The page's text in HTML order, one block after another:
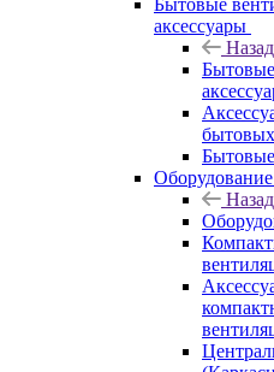
Бытовые
аксессуары
Назад
Назад